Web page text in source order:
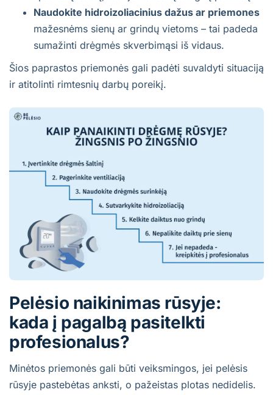
Naudokite hidroizoliacinius dažus ar priemones
mažesnėms sienų ar grindų vietoms – tai padeda
sumažinti drėgmės skverbimąsi iš vidaus.
Šios paprastos priemonės gali padėti suvaldyti situaciją
ir atitolinti rimtesnių darbų poreikį.
Pelėsio naikinimas rūsyje:
kada į pagalbą pasitelkti
profesionalus?
Minėtos priemonės gali būti veiksmingos, jei pelėsis
rūsyje pastebėtas anksti, o pažeistas plotas nedidelis.